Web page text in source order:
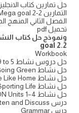
تحميل pdf
goal 2.2
Workbook
حل دروس نشاط Unit 1 : Working 9 to 5
حل نشاط Unit 2 : Going Green
حل نشاط Unit 3 : There’s No Place Like Home
حل نشاط Unit 4 : The Sporting Life
حل نشاط EXPANSION Units 1–4
درس Listen and Discuss
درس Grammar